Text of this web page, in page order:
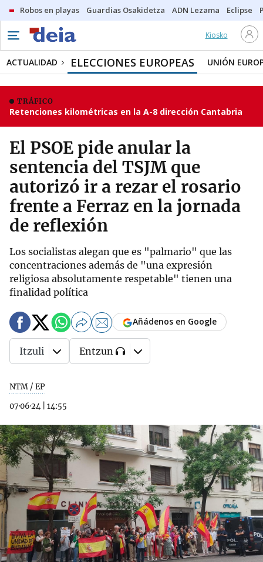
Robos en playas Guardias Osakidetza ADN Lezama Eclipse
Kiosko
ACTUALIDAD ELECCIONES EUROPEAS UNIÓN
TRÁFICO
Retenciones kilométricas en la A-8 dirección Cantabria
El PSOE pide anular la
sentencia del TSJM que
autorizó ir a rezar el rosario
frente a Ferraz en la jornada
de reflexión
Los socialistas alegan que es "palmario" que las
concentraciones además de "una expresión
religiosa absolutamente respetable" tienen una
finalidad política
NTM / EP
07·06·24
14:55
Añádenos en Google
Itzuli Entzun